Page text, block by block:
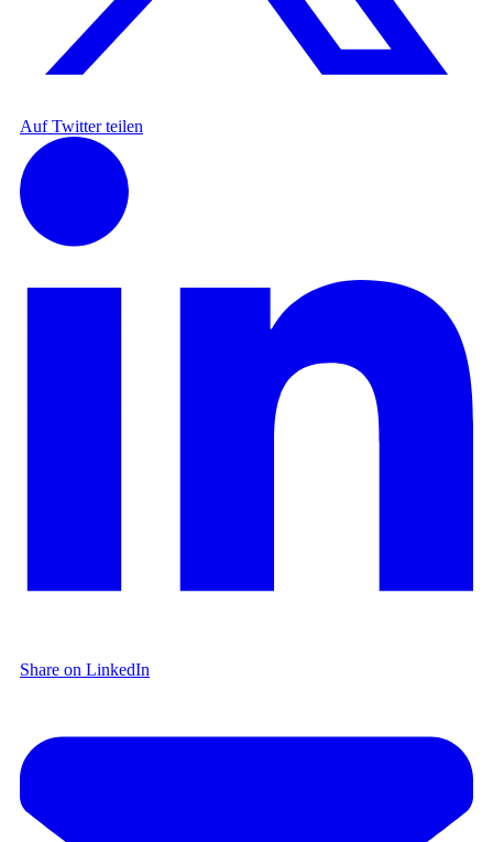
Auf Twitter teilen
Share on LinkedIn